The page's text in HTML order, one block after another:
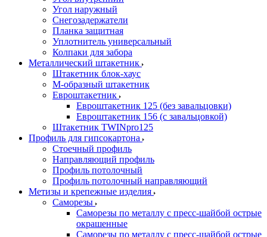
Угол наружный
Снегозадержатели
Планка защитная
Уплотнитель универсальный
Колпаки для забора
Металлический штакетник
Штакетник блок-хаус
М-образный штакетник
Евроштакетник
Евроштакетник 125 (без завальцовки)
Евроштакетник 156 (с завальцовкой)
Штакетник TWINpro125
Профиль для гипсокартона
Стоечный профиль
Направляющий профиль
Профиль потолочный
Профиль потолочный направляющий
Метизы и крепежные изделия
Саморезы
Саморезы по металлу с пресс-шайбой острые
окрашенные
Саморезы по металлу с пресс-шайбой острые